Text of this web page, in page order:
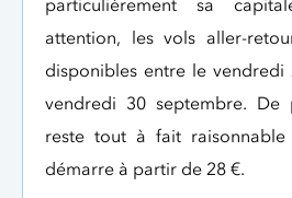
particulièrement sa
attention, les vols aller-
disponibles entre le
vendredi 30 septembre. De
reste tout à fait
démarre à partir de 28 €.